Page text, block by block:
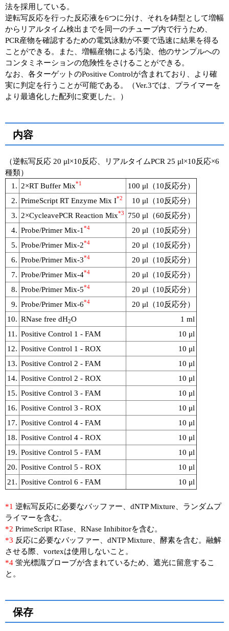
法を採用している。
逆転写反応を行った反応液を6つに分け、それを鋳型として増幅
からリアルタイム検出までを同一のチューブ内で行うため、
PCR産物を確認するための電気泳動が不要で迅速に結果を得る
ことができる。また、増幅産物による汚染、他のサンプルへの
コンタミネーションの危険性をさけることができる。
なお、各ターゲットのPositive Controlが含まれており、より確
実に判定を行うことが可能である。（Ver.3では、プライマーを
より最適化した配列に変更した。）
内容
（逆転写反応 20 μl×10反応、リアルタイムPCR 25 μl×10反応×6
種類）
1. 2×RT Buffer Mix*1
100 μl（10反応分）
2. PrimeScript RT Enzyme Mix I*2
10 μl（10反応分）
3. 2×CycleavePCR Reaction Mix*3
750 μl（60反応分）
4. Probe/Primer Mix-1 *4
20 μl（10反応分）
5. Probe/Primer Mix-2*4
20 μl（10反応分）
6. Probe/Primer Mix-3*4
20 μl（10反応分）
7. Probe/Primer Mix-4*4
20 μl（10反応分）
8. Probe/Primer Mix-5*4
20 μl（10反応分）
9. Probe/Primer Mix-6*4
20 μl（10反応分）
10. RNase free dH2O
1 ml
11. Positive Control 1 - FAM
10 μl
12. Positive Control 1 - ROX
10 μl
13. Positive Control 2 - FAM
10 μl
14. Positive Control 2 - ROX
10 μl
15. Positive Control 3 - FAM
10 μl
16. Positive Control 3 - ROX
10 μl
17. Positive Control 4 - FAM
10 μl
18. Positive Control 4 - ROX
10 μl
19. Positive Control 5 - FAM
10 μl
20. Positive Control 5 - ROX
10 μl
21. Positive Control 6 - FAM 10 μl
*1 逆転写反応に必要なバッファー、dNTP Mixture、ランダムプ
ライマーを含む。
*2 PrimeScript RTase、RNase Inhibitorを含む。
*3 反応に必要なバッファー、dNTP Mixture、酵素を含む。融解
させる際、vortexは使用しないこと。
*4 蛍光標識プローブが含まれているため、遮光に留意するこ
と。
保存